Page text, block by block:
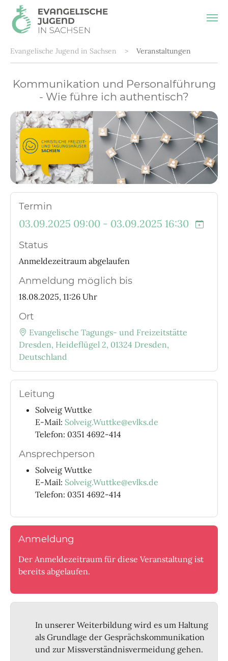
Zum Hauptinhalt springen
Sie sind hier:
Evangelische Jugend in Sachsen Veranstaltungen
Kommunikation und Personalführung
- Wie führe ich authentisch?
Termin
03.09.2025 09:00 - 03.09.2025 16:30
Status
Anmeldezeitraum abgelaufen
Anmeldung möglich bis
18.08.2025, 11:26 Uhr
Ort
Evangelische Tagungs- und Freizeitstätte
Dresden, Heideflügel 2, 01324 Dresden,
Deutschland
Leitung
Solveig Wuttke
E-Mail: Solveig.Wuttke@evlks.de
Telefon: 0351 4692-414
Ansprechperson
Solveig Wuttke
E-Mail: Solveig.Wuttke@evlks.de
Telefon: 0351 4692-414
Anmeldung
Der Anmeldezeitraum für diese Veranstaltung ist
bereits abgelaufen.
In unserer Weiterbildung wird es um Haltung
als Grundlage der Gesprächskommunikation
und zur Missverständnisvermeidung gehen.